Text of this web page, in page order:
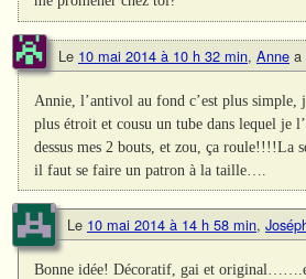
Le 10 mai 2014 à 10 h 32 min, Anne a
Annie, l’antivol au fond c’est plus simple,
plus étroit et cousu un tube dans lequel je
dessus mes 2 bouts, et zou, ça roule!!!!La
il faut se faire un patron à la taille….
Le 10 mai 2014 à 14 h 58 min,
Bonne idée! Décoratif, gai et